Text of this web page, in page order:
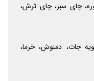
چای سبز، چای ترش،
جات، دمنوش، خرما،